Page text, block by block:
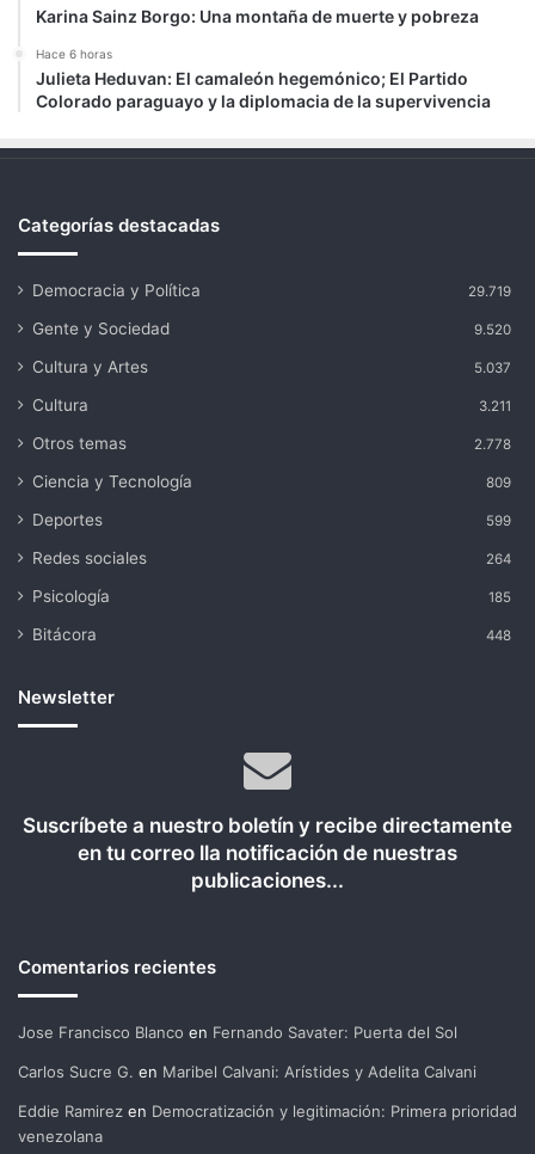
Karina Sainz Borgo: Una montaña de muerte y pobreza
Hace 6 horas
Julieta Heduvan: El camaleón hegemónico; El Partido
Colorado paraguayo y la diplomacia de la supervivencia
Categorías destacadas
Democracia y Política 29.719
Gente y Sociedad 9.520
Cultura y Artes 5.037
Cultura 3.211
Otros temas 2.778
Ciencia y Tecnología 809
Deportes 599
Redes sociales 264
Psicología 185
Bitácora 448
Newsletter
Suscríbete a nuestro boletín y recibe directamente
en tu correo lla notificación de nuestras
publicaciones...
Comentarios recientes
Jose Francisco Blanco en Fernando Savater: Puerta del Sol
Carlos Sucre G. en Maribel Calvani: Arístides y Adelita Calvani
Eddie Ramirez en Democratización y legitimación: Primera prioridad
venezolana